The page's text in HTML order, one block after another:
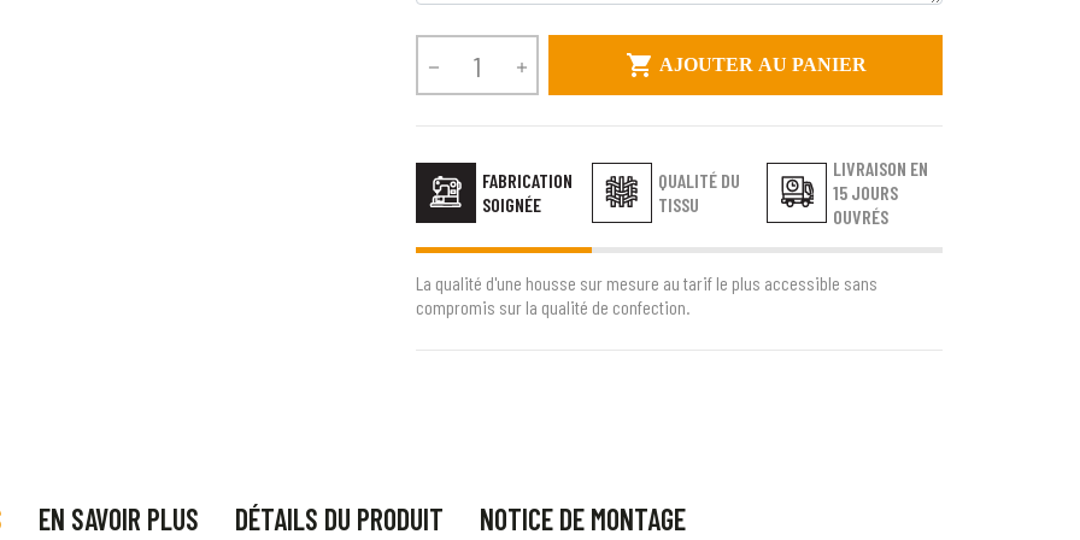
   AJOUTER AU PANIER
FABRICATION
SOIGNÉE
QUALITÉ DU
TISSU
LIVRAISON EN
15 JOURS
OUVRÉS
La qualité d'une housse sur mesure au tarif le plus accessible sans
compromis sur la qualité de confection.
EN SAVOIR PLUS DÉTAILS DU PRODUIT NOTICE DE MONTAGE